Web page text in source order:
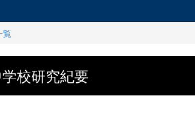
覧
校研究紀要